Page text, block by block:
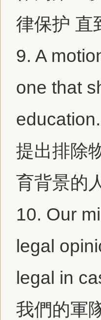
律保护 直
9. A
one that
education.
提出排除
育背景的
10. Our
legal
legal in
我們的軍